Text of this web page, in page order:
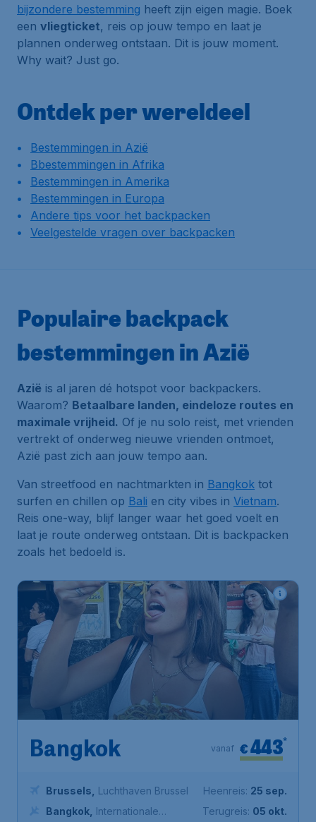
bijzondere bestemming heeft zijn eigen magie. Boek
een vliegticket, reis op jouw tempo en laat je
plannen onderweg ontstaan. Dit is jouw moment.
Why wait? Just go.
Ontdek per wereldeel
Bestemmingen in Azië
Bbestemmingen in Afrika
Bestemmingen in Amerika
Bestemmingen in Europa
Andere tips voor het backpacken
Veelgestelde vragen over backpacken
Populaire backpack
bestemmingen in Azië
Azië is al jaren dé hotspot voor backpackers.
Waarom? Betaalbare landen, eindeloze routes en
maximale vrijheid. Of je nu solo reist, met vrienden
vertrekt of onderweg nieuwe vrienden ontmoet,
Azië past zich aan jouw tempo aan.
Van streetfood en nachtmarkten in Bangkok tot
surfen en chillen op Bali en city vibes in Vietnam.
Reis one-way, blijf langer waar het goed voelt en
laat je route onderweg ontstaan. Dit is backpacken
zoals het bedoeld is.
Bangkok €443*
vanaf
Brussels
Luchthaven Brussel
Bangkok Internationale
Heenreis: 25 sep.
Terugreis: 05 okt.